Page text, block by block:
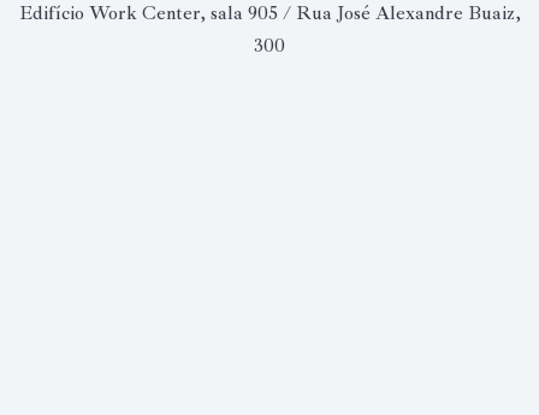
Edifício Work Center, sala 905 / Rua José Alexandre Buaiz,
300